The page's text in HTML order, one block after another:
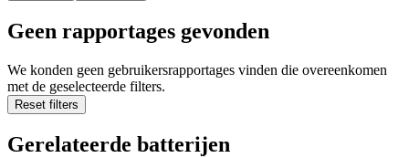
Geen rapportages gevonden
We konden geen gebruikersrapportages vinden die overeenkomen
met de geselecteerde filters.
Reset filters
Gerelateerde batterijen